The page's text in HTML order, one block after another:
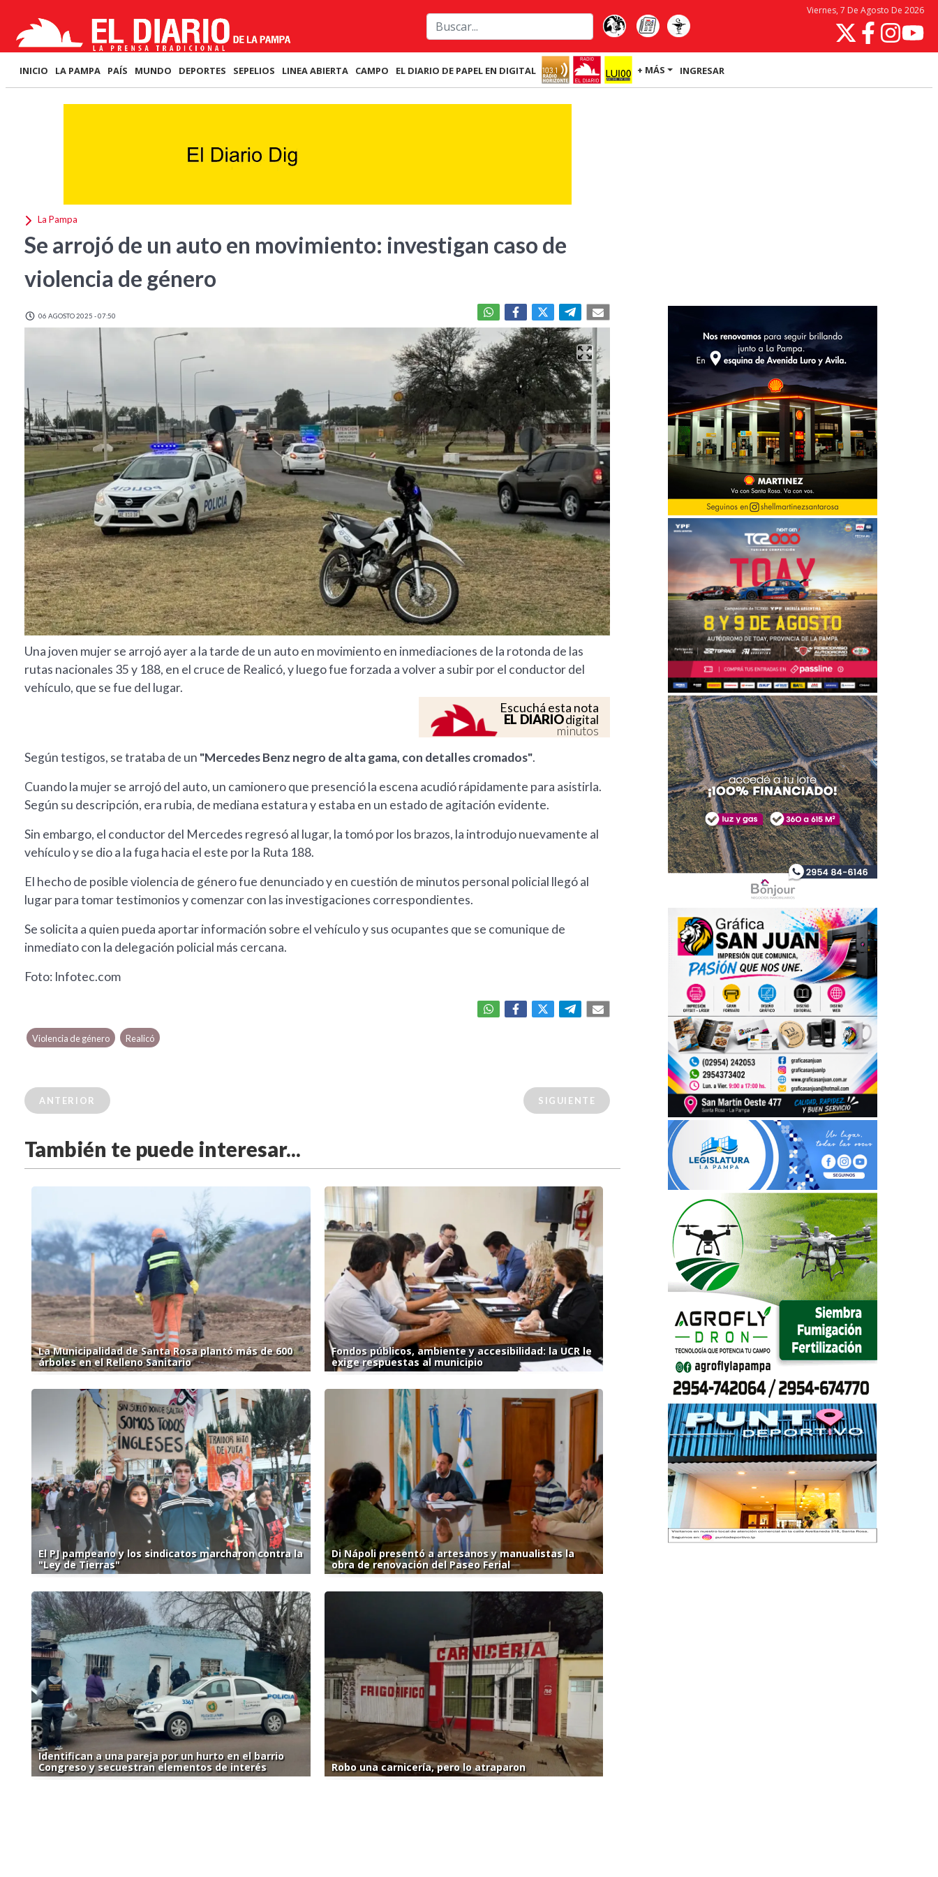
Viernes, 7 De Agosto De 2026
INICIO LA PAMPA PAÍS MUNDO DEPORTES SEPELIOS LINEA ABIERTA CAMPO EL DIARIO DE PAPEL EN DIGITAL + MÁS INGRESAR
La Pampa
Se arrojó de un auto en movimiento: investigan caso de
violencia de género
06 AGOSTO 2025 - 07:50
Una joven mujer se arrojó ayer a la tarde de un auto en movimiento en inmediaciones de la rotonda de las
rutas nacionales 35 y 188, en el cruce de Realicó, y luego fue forzada a volver a subir por el conductor del
vehículo, que se fue del lugar.
Escuchá esta nota
EL DIARIOdigital
minutos
Según testigos, se trataba de un "Mercedes Benz negro de alta gama, con detalles cromados".
Cuando la mujer se arrojó del auto, un camionero que presenció la escena acudió rápidamente para asistirla.
Según su descripción, era rubia, de mediana estatura y estaba en un estado de agitación evidente.
Sin embargo, el conductor del Mercedes regresó al lugar, la tomó por los brazos, la introdujo nuevamente al
vehículo y se dio a la fuga hacia el este por la Ruta 188.
El hecho de posible violencia de género fue denunciado y en cuestión de minutos personal policial llegó al
lugar para tomar testimonios y comenzar con las investigaciones correspondientes.
Se solicita a quien pueda aportar información sobre el vehículo y sus ocupantes que se comunique de
inmediato con la delegación policial más cercana.
Foto: Infotec.com
Violencia de género Realicó
ANTERIOR SIGUIENTE
También te puede interesar...
La Municipalidad de Santa Rosa plantó más de 600
árboles en el Relleno Sanitario
Fondos públicos, ambiente y accesibilidad: la UCR le
exige respuestas al municipio
El PJ pampeano y los sindicatos marcharon contra la
"Ley de Tierras"
Di Nápoli presentó a artesanos y manualistas la
obra de renovación del Paseo Ferial
Identifican a una pareja por un hurto en el barrio
Congreso y secuestran elementos de interés
Robo una carnicería, pero lo atraparon